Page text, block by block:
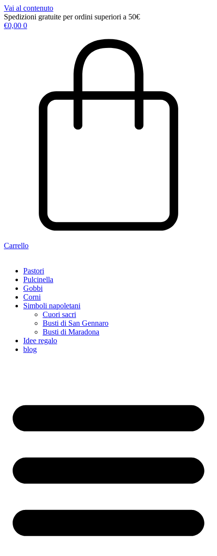
Vai al contenuto
Spedizioni gratuite per ordini superiori a 50€
€0,00 0
Carrello
Pastori
Pulcinella
Gobbi
Corni
Simboli napoletani
Cuori sacri
Busti di San Gennaro
Busti di Maradona
Idee regalo
blog